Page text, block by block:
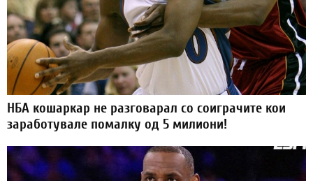
НБА кошаркар не разговарал со соиграчите кои
заработувале помалку од 5 милиони!